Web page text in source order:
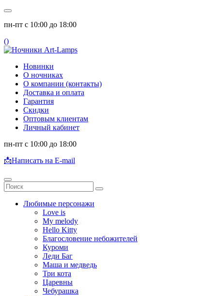
пн-пт с 10:00 до 18:00
()
Новинки
О ночниках
О компании (контакты)
Доставка и оплата
Гарантия
Скидки
Оптовым клиентам
Личный кабинет
пн-пт с 10:00 до 18:00
📩Написать на E-mail
Любимые персонажи
Love is
My melody
Hello Kitty
Благословение небожителей
Куроми
Леди Баг
Маша и медведь
Три кота
Царевны
Чебурашка